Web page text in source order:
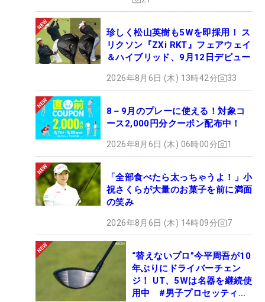
珍しく松山英樹も5Wを即採用！ ス
リクソン『ZXi RKT』フェアウェイ
＆ハイブリッド、9月12日デビュー
2026年8月6日 (木) 13時42分 33
8－9月のプレーに使える！対象コ
ース2,000円分クーポン配布中！
2026年8月6日 (木) 06時00分 1
「全部食べたら太っちゃうよ！」小
祝さくらが大量のお菓子を前に満面
の笑み
2026年8月6日 (木) 14時09分 7
“替えないプロ”今平周吾が10
年ぶりにドライバーチェン
ジ！ UT、5Wは名器を継続使
用中 #男子プロセッティン